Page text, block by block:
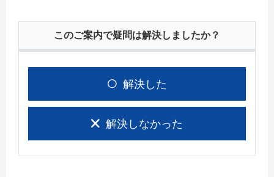
このご案内で疑問は解決しましたか？
解決した
解決しなかった